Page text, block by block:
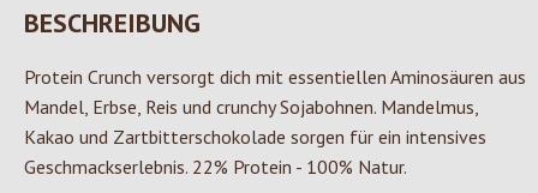
BESCHREIBUNG
Protein Crunch versorgt dich mit essentiellen Aminosäuren aus
Mandel, Erbse, Reis und crunchy Sojabohnen. Mandelmus,
Kakao und Zartbitterschokolade sorgen für ein intensives
Geschmackserlebnis. 22% Protein - 100% Natur.